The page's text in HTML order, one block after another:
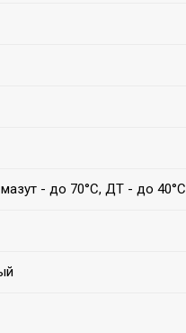
- до 70°С, ДТ - до 40°С